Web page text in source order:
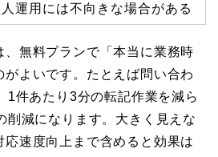
運用には不向きな場合がある
無料プランで「本当に業務時
がよいです。たとえば問い合わ
1件あたり3分の転記作業を減ら
削減になります。大きく見えな
応速度向上まで含めると効果は